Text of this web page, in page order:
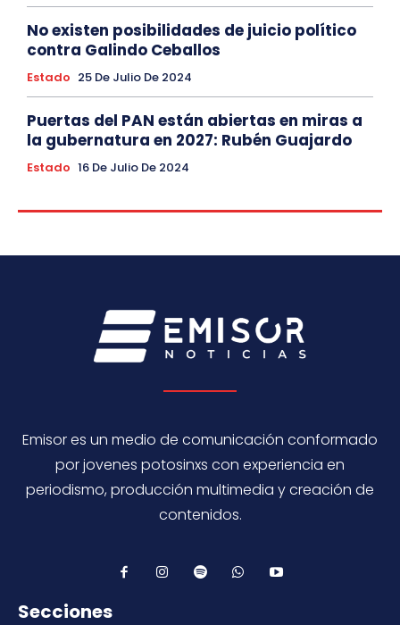
No existen posibilidades de juicio político
contra Galindo Ceballos
Estado 25 De Julio De 2024
Puertas del PAN están abiertas en miras a
la gubernatura en 2027: Rubén Guajardo
Estado 16 De Julio De 2024
Emisor es un medio de comunicación conformado
por jovenes potosinxs con experiencia en
periodismo, producción multimedia y creación de
contenidos.
Secciones